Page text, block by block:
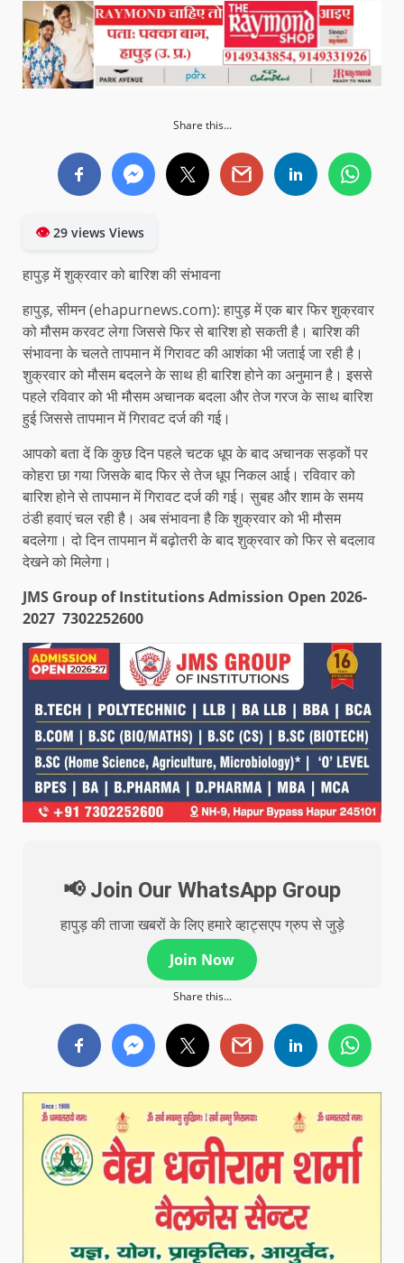
Share this...
👁29 views Views
हापुड़ में शुक्रवार को बारिश की संभावना
हापुड़, सीमन (ehapurnews.com): हापुड़ में एक बार फिर शुक्रवार
को मौसम करवट लेगा जिससे फिर से बारिश हो सकती है। बारिश की
संभावना के चलते तापमान में गिरावट की आशंका भी जताई जा रही है।
शुक्रवार को मौसम बदलने के साथ ही बारिश होने का अनुमान है। इससे
पहले रविवार को भी मौसम अचानक बदला और तेज गरज के साथ बारिश
हुई जिससे तापमान में गिरावट दर्ज की गई।
आपको बता दें कि कुछ दिन पहले चटक धूप के बाद अचानक सड़कों पर
कोहरा छा गया जिसके बाद फिर से तेज धूप निकल आई। रविवार को
बारिश होने से तापमान में गिरावट दर्ज की गई। सुबह और शाम के समय
ठंडी हवाएं चल रही है। अब संभावना है कि शुक्रवार को भी मौसम
बदलेगा। दो दिन तापमान में बढ़ोतरी के बाद शुक्रवार को फिर से बदलाव
देखने को मिलेगा।
JMS Group of Institutions Admission Open 2026-
2027 7302252600
📢 Join Our WhatsApp Group
हापुड़ की ताजा खबरों के लिए हमारे व्हाट्सएप ग्रुप से जुड़े
Join Now
Share this...